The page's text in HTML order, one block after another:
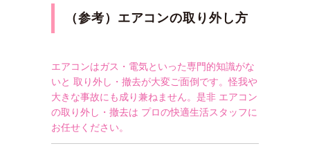
（参考）エアコンの取り外し方
エアコンはガス・電気といった専門的知識がな
いと 取り外し・撤去が大変ご面倒です。怪我や
大きな事故にも成り兼ねません。是非 エアコン
の取り外し・撤去は プロの快適生活スタッフに
お任せください。